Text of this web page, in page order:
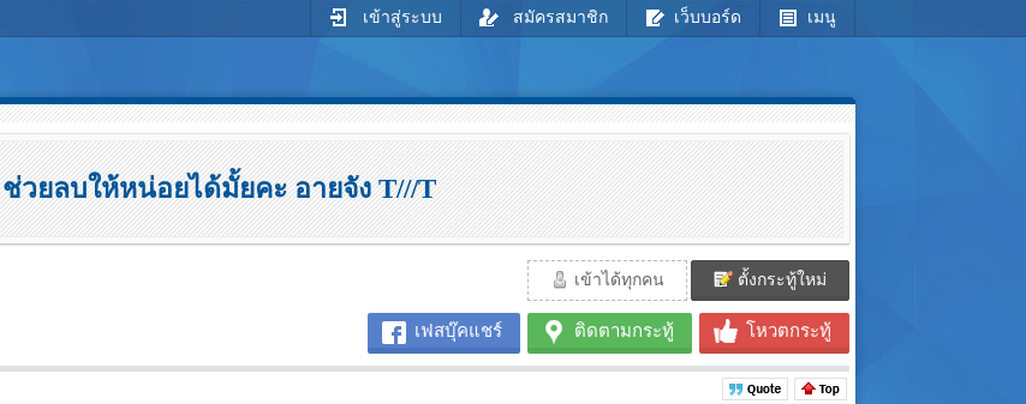
เข้าสู่ระบบ สมัครสมาชิก เว็บบอร์ด เมนู
ช่วยลบให้หน่อยได้มั้ยคะ อายจัง T///T
เข้าได้ทุกคน ตั้งกระทู้ใหม่
เฟสบุ๊คแชร์ ติดตามกระทู้ โหวตกระทู้